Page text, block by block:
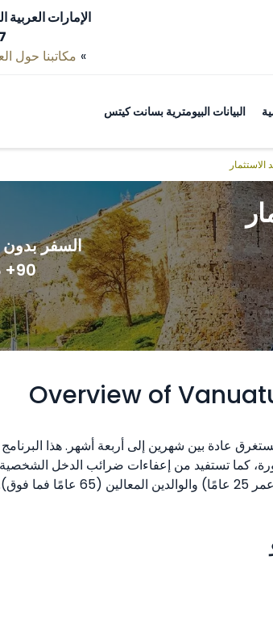
الإمارات العربية
مكاتبنا حول
البيانات البيومترية بسانت كيتس
السفر بدون
90+ دولة
Overview of
عادة بين شهرين إلى أربعة أشهر. هذا البرنامج
من ضمنها سنغافورة، كما تستفيد من إعفاءات ضرائب الدخل
فوق).